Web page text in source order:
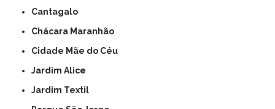
Cantagalo
Chácara Maranhão
Cidade Mãe do Céu
Jardim Alice
Jardim Textil